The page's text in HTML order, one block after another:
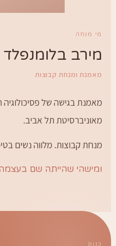
מנחה
בלומנפלד
ומנחת קבוצות
בגישה של פסיכולוגיה
תל אביב.
קבוצות. מלווה נשים בטיפולי
שהייתה שם בעצמה.